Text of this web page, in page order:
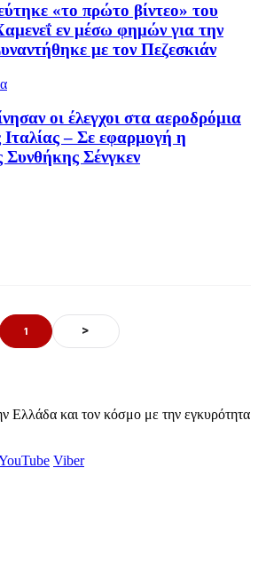
«το πρώτο βίντεο» του
εν μέσω φημών για την
με τον Πεζεσκιάν
οι έλεγχοι στα αεροδρόμια
Ιταλίας – Σε εφαρμογή η
Συνθήκης Σένγκεν
1 >
Ελλάδα και τον κόσμο με την εγκυρότητα
Viber